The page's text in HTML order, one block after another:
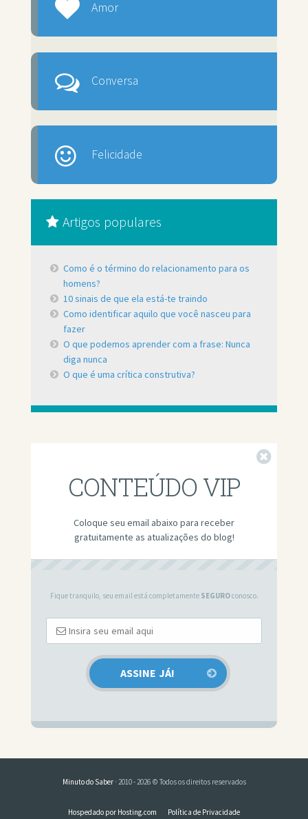
Amor
Conversa
Felicidade
Artigos populares
Como é o término do relacionamento para os
homens?
10 sinais de que ela está-te traindo
Como identificar aquilo que você nasceu para
fazer
O que podemos aprender com a frase: Nunca
diga nunca
O que é uma crítica construtiva?
CONTEÚDO VIP
Coloque seu email abaixo para receber
gratuitamente as atualizações do blog!
Fique tranquilo, seu email está completamente SEGUROconosco.
Minuto do Saber· 2010 - 2026 © Todos os direitos reservados
Hospedado por Hosting.com Política de Privacidade